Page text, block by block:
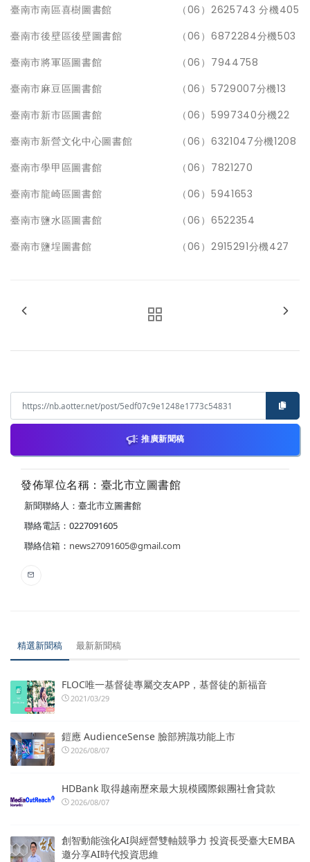
臺南市南區喜樹圖書館
（06）2625743 分機405
臺南市後壁區後壁圖書館
（06）6872284分機503
臺南市將軍區圖書館
（06）7944758
臺南市麻豆區圖書館
（06）5729007分機13
臺南市新市區圖書館
（06）5997340分機22
臺南市新營文化中心圖書館
（06）6321047分機1208
臺南市學甲區圖書館
（06）7821270
臺南市龍崎區圖書館
（06）5941653
臺南市鹽水區圖書館
（06）6522354
臺南市鹽埕圖書館
（06）2915291分機427
推廣新聞稿
發佈單位名稱：臺北市立圖書館
新聞聯絡人：臺北市立圖書館
聯絡電話：0227091605
聯絡信箱： news27091605@gmail.com
精選新聞稿 最新新聞稿
FLOC唯一基督徒專屬交友APP，基督徒的新福音
2021/03/29
鎧應 AudienceSense 臉部辨識功能上市
2026/08/07
HDBank 取得越南歷來最大規模國際銀團社會貸款
2026/08/07
創智動能強化AI與經營雙軸競爭力 投資長受臺大EMBA
邀分享AI時代投資思維